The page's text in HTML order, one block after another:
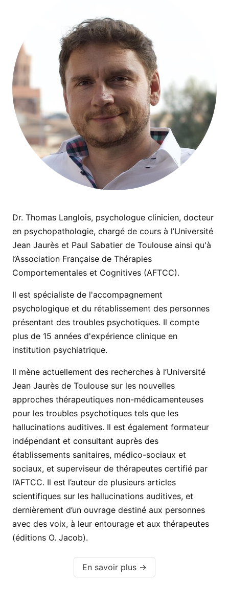
Dr. Thomas Langlois, psychologue clinicien, docteur
en psychopathologie, chargé de cours à l’Université
Jean Jaurès et Paul Sabatier de Toulouse ainsi qu'à
l’Association Française de Thérapies
Comportementales et Cognitives (AFTCC).
Il est spécialiste de l'accompagnement
psychologique et du rétablissement des personnes
présentant des troubles psychotiques. Il compte
plus de 15 années d'expérience clinique en
institution psychiatrique.
Il mène actuellement des recherches à l’Université
Jean Jaurès de Toulouse sur les nouvelles
approches thérapeutiques non-médicamenteuses
pour les troubles psychotiques tels que les
hallucinations auditives. Il est également formateur
indépendant et consultant auprès des
établissements sanitaires, médico-sociaux et
sociaux, et superviseur de thérapeutes certifié par
l’AFTCC. Il est l’auteur de plusieurs articles
scientifiques sur les hallucinations auditives, et
dernièrement d’un ouvrage destiné aux personnes
avec des voix, à leur entourage et aux thérapeutes
(éditions O. Jacob).
En savoir plus →